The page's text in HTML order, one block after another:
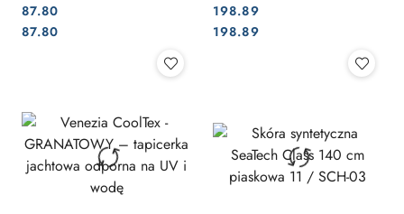
Cena:
87.80
Cena:
87.80 Cena:
198.89
Cena:
198.89